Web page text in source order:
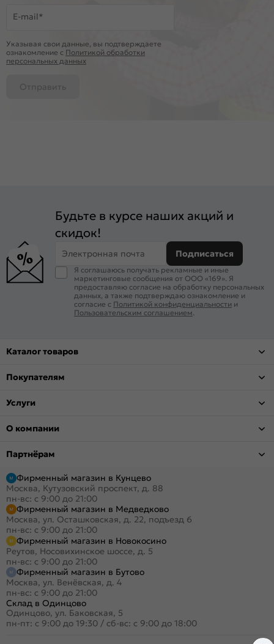
E-mail*
Указывая свои данные, вы подтверждаете
ознакомление c Политикой обработки
персональных данных
Отправить
Будьте в курсе наших акций и
скидок!
Электронная почта Подписаться
Я соглашаюсь получать рекламные и иные
маркетинговые сообщения от ООО «169». Я
предоставляю согласие на обработку персональных
данных, а также подтверждаю ознакомление и
согласие с Политикой конфиденциальности и
Пользовательским соглашением
Каталог товаров
Покупателям
Услуги
О компании
Партнёрам
Фирменный магазин в Кунцево
Москва, Кутузовский проспект, д. 88
пн-вс: с 9:00 до 21:00
Фирменный магазин в Медведково
Москва, ул. Осташковская, д. 22, подъезд 6
пн-вс: с 9:00 до 21:00
Фирменный магазин в Новокосино
Реутов, Носовихинское шоссе, д. 5
пн-вс: с 9:00 до 21:00
Фирменный магазин в Бутово
Москва, ул. Венёвская, д. 4
пн-вс: с 9:00 до 21:00
Склад в Одинцово
Одинцово, ул. Баковская, 5
пн-пт: с 9:00 до 19:30 / сб-вс: с 9:00 до 18:00